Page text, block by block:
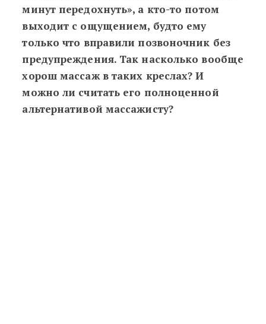
минут передохнуть», а кто-то потом
выходит с ощущением, будто ему
только что вправили позвоночник без
предупреждения. Так насколько вообще
хорош массаж в таких креслах? И
можно ли считать его полноценной
альтернативой массажисту?